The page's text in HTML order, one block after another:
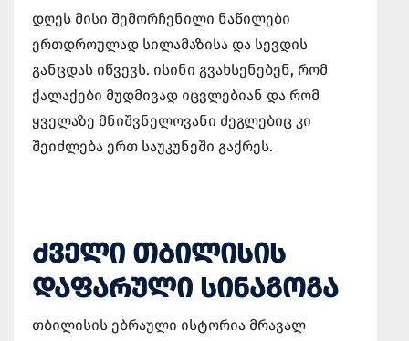
დღეს მისი შემორჩენილი ნაწილები
ერთდროულად სილამაზისა და სევდის
განცდას იწვევს. ისინი გვახსენებენ, რომ
ქალაქები მუდმივად იცვლებიან და რომ
ყველაზე მნიშვნელოვანი ძეგლებიც კი
შეიძლება ერთ საუკუნეში გაქრეს.
ᲫᲕᲔᲚᲘ ᲗᲑᲘᲚᲘᲡᲘᲡ
ᲓᲐᲤᲐᲠᲣᲚᲘ ᲡᲘᲜᲐᲒᲝᲒᲐ
თბილისის ებრაული ისტორია მრავალ